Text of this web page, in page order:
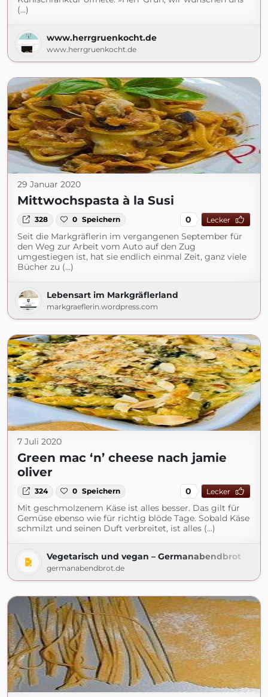
(...)
www.herrgruenkocht.de
www.herrgruenkocht.de
29 Januar 2020
Mittwochspasta à la Susi
328 0 Speichern 0 Lecker
Seit die Markgräflerin im vergangenen September für
den Weg zur Arbeit vom Auto auf den Zug
umgestiegen ist, hat sie endlich einmal Zeit, ganz viele
Bücher zu (...)
Lebensart im Markgräflerland
markgraeflerin.wordpress.com
7 Juli 2020
Green mac ‘n’ cheese nach jamie
oliver
324 0 Speichern 0 Lecker
Mit geschmolzenem Käse ist alles besser. Das gilt für
Gemüse ebenso wie für richtig blöde Tage. Sobald Käse
schmilzt und seinen Duft verbreitet, ist alles (...)
Vegetarisch und vegan – Germanabendbrot
germanabendbrot.de